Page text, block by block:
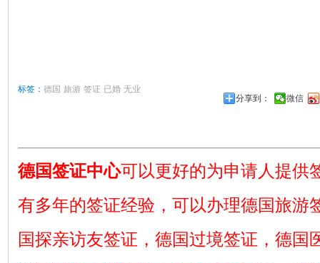
标签： 德国 旅游 签证 已婚 无业
分享到：
微信
德国签证中心可以更好的为申请人提供
有多年的签证经验，可以办理德国旅游
国探亲访友签证，德国过境签证，德国